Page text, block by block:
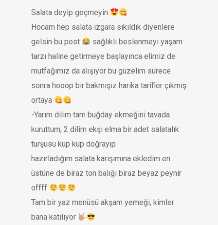
Salata deyip geçmeyin
Hocam hep salata ızgara sıkıldık diyenlere
gelsin bu post
sağlıklı beslenmeyi yaşam
tarzı haline getirmeye başlayınca elimiz de
mutfağımız da alışıyor bu güzelim sürece
sonra hooop bir bakmışız harika tarifler çıkmış
ortaya
-Yarım dilim tam buğday ekmeğini tavada
kuruttum, 2 dilim ekşi elma bir adet salatalık
turşusu küp küp doğrayıp
hazırladığım salata karışımına ekledim en
üstüne de biraz ton balığı biraz beyaz peynir
offff
Tam bir yaz menüsü akşam yemeği, kimler
bana katılıyor